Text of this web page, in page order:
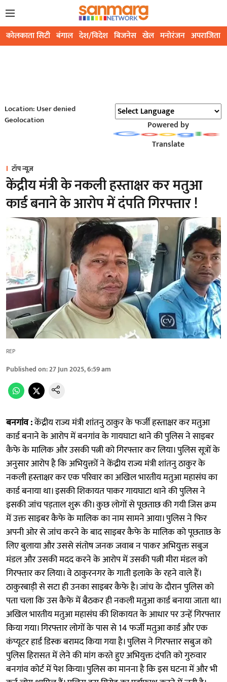
कोलकाता सिटी बंगाल देश/विदेश बिजनेस खेल मनोरंजन अपराजिता
Location: User denied
Geolocation
Powered by
Translate
टॉप न्यूज़
केंद्रीय मंत्री के नकली हस्ताक्षर कर मतुआ
कार्ड बनाने के आरोप में दंपति गिरफ्तार !
REP
Published on:27 Jun 2025, 6:59 am
बनगांव :केंद्रीय राज्य मंत्री शांतनु ठाकुर के फर्जी हस्ताक्षर कर मतुआ
कार्ड बनाने के आरोप में बनगांव के गायघाटा थाने की पुलिस ने साइबर
कैफे के मालिक और उसकी पत्नी को गिरफ्तार कर लिया। पुलिस सूत्रों के
अनुसार आरोप है कि अभियुक्तों ने केंद्रीय राज्य मंत्री शांतनु ठाकुर के
नकली हस्ताक्षर कर एक परिवार का अखिल भारतीय मतुआ महासंघ का
कार्ड बनाया था। इसकी शिकायत पाकर गायघाटा थाने की पुलिस ने
इसकी जांच पड़ताल शुरू की। कुछ लोगों से पूछताछ की गयी जिस क्रम
में उक्त साइबर कैफे के मालिक का नाम सामने आया। पुलिस ने फिर
अपनी ओर से जांच करने के बाद साइबर कैफे के मालिक को पूछताछ के
लिए बुलाया और उससे संतोष जनक जवाब न पाकर अभियुक्त सबुज
मंडल और उसकी मदद करने के आरोप में उसकी पत्नी मीरा मंडल को
गिरफ्तार कर लिया। वे ठाकुरनगर के गाती इलाके के रहने वाले हैं।
ठाकुरबाड़ी से सटा ही उनका साइबर कैफे है। जांच के दौरान पुलिस को
पता चला कि उस कैफे में बैठकर ही नकली मतुआ कार्ड बनाया जाता था।
अखिल भारतीय मतुआ महासंघ की शिकायत के आधार पर उन्हें गिरफ्तार
किया गया। गिरफ्तार लोगों के पास से 14 फर्जी मतुआ कार्ड और एक
कंप्यूटर हार्ड डिस्क बरामद किया गया है। पुलिस ने गिरफ्तार सबुज को
पुलिस हिरासत में लेने की मांग करते हुए अभियुक्त दंपति को गुरुवार
बनगांव कोर्ट में पेश किया। पुलिस का मानना है कि इस घटना में और भी